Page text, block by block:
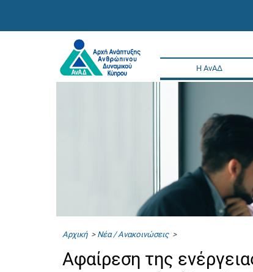
Η ΑνΑΔ
Αρχική> Νέα / Ανακοινώσεις>
Αφαίρεση της